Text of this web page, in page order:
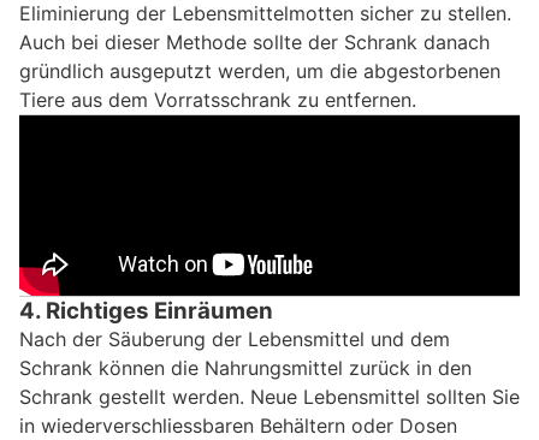
Eliminierung der Lebensmittelmotten sicher zu stellen.
Auch bei dieser Methode sollte der Schrank danach
gründlich ausgeputzt werden, um die abgestorbenen
Tiere aus dem Vorratsschrank zu entfernen.
4. Richtiges Einräumen
Nach der Säuberung der Lebensmittel und dem
Schrank können die Nahrungsmittel zurück in den
Schrank gestellt werden. Neue Lebensmittel sollten Sie
in wiederverschliessbaren Behältern oder Dosen